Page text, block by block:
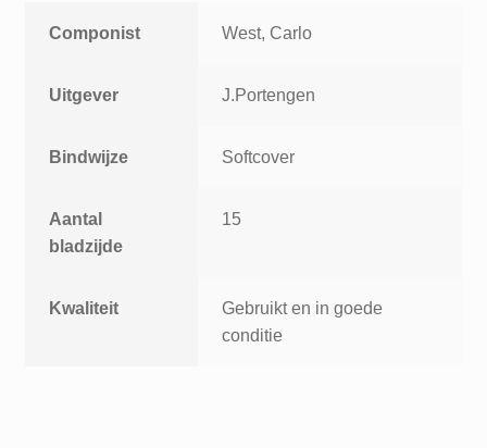
Componist West, Carlo
Uitgever J.Portengen
Bindwijze Softcover
Aantal
bladzijde
15
Kwaliteit
Gebruikt en in goede
conditie